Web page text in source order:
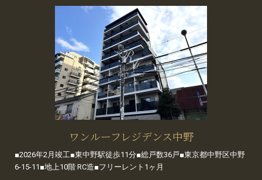
ワンルーフレジデンス中野
■2026年2月竣工■東中野駅徒歩11分■総戸数36戸■東京都中野区中野
6-15-11■地上10階 RC造■フリーレント1ヶ月